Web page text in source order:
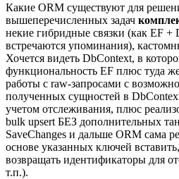
Какие ORM существуют для
вышеперечисленных задач
некие гибридные связки (как EF +
встречаются упоминания),
Хочется видеть DbContext, в
функциональность EF плюс туда
работы с raw-запросами с
полученных сущностей в
учетом отслеживания, плюс
bulk upsert БЕЗ дополнительных
SaveChanges и дальше ORM сама
основе указанных ключей
возвращать идентификаторы для
т.п.).